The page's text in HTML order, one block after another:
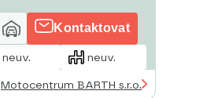
Kontaktovat
neuv. neuv.
Motocentrum BARTH s.r.o.